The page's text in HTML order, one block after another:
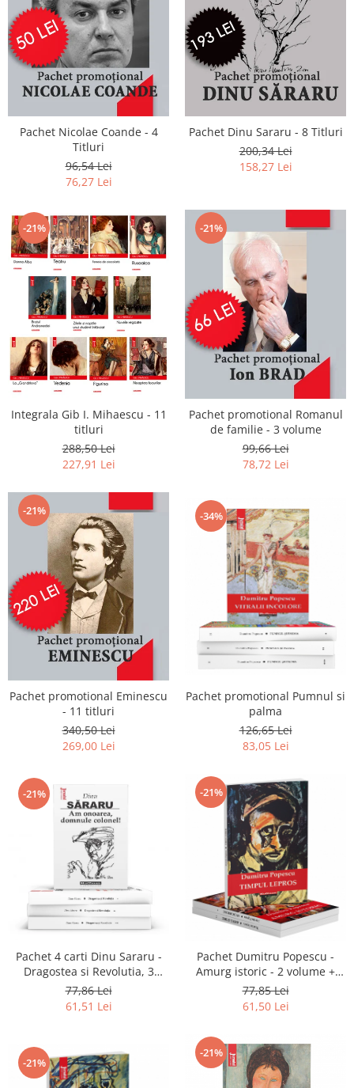
Pachet Nicolae Coande - 4
Titluri
96,54 Lei
76,27 Lei
Pachet Dinu Sararu - 8 Titluri
200,34 Lei
158,27 Lei
-21%
Integrala Gib I. Mihaescu - 11
titluri
288,50 Lei
227,91 Lei
-21%
Pachet promotional Romanul
de familie - 3 volume
99,66 Lei
78,72 Lei
-21%
Pachet promotional Eminescu
- 11 titluri
340,50 Lei
269,00 Lei
-34%
Pachet promotional Pumnul si
palma
126,65 Lei
83,05 Lei
-21%
Pachet 4 carti Dinu Sararu -
Dragostea si Revolutia, 3
Volume + Am onoarea,
domnule colonel!
77,86 Lei
61,51 Lei
-21%
Pachet Dumitru Popescu -
Amurg istoric - 2 volume +
Timpul lepros!
77,85 Lei
61,50 Lei
-21%
-21%